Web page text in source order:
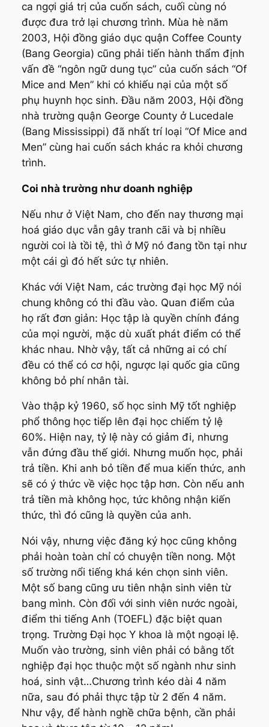
ca ngợi giá trị của cuốn sách, cuối cùng nó
được đưa trở lại chương trình. Mùa hè năm
2003, Hội đồng giáo dục quận Coffee County
(Bang Georgia) cũng phải tiến hành thẩm định
vấn đề “ngôn ngữ dung tục” của cuốn sách “Of
Mice and Men” khi có khiếu nại của một số
phụ huynh học sinh. Đầu năm 2003, Hội đồng
nhà trường quận George County ở Lucedale
(Bang Mississippi) đã nhất trí loại “Of Mice and
Men” cùng hai cuốn sách khác ra khỏi chương
trình.
Coi nhà trường như doanh nghiệp
Nếu như ở Việt Nam, cho đến nay thương mại
hoá giáo dục vẫn gây tranh cãi và bị nhiều
người coi là tồi tệ, thì ở Mỹ nó đang tồn tại như
một cái gì đó hết sức tự nhiên.
Khác với Việt Nam, các trường đại học Mỹ nói
chung không có thi đầu vào. Quan điểm của
họ rất đơn giản: Học tập là quyền chính đáng
của mọi người, mặc dù xuất phát điểm có thể
khác nhau. Nhờ vậy, tất cả những ai có chí
đều có thể có cơ hội, ngược lại quốc gia cũng
không bỏ phí nhân tài.
Vào thập kỷ 1960, số học sinh Mỹ tốt nghiệp
phổ thông học tiếp lên đại học chiếm tỷ lệ
60%. Hiện nay, tỷ lệ này có giảm đi, nhưng
vẫn đứng đầu thế giới. Nhưng muốn học, phải
trả tiền. Khi anh bỏ tiền để mua kiến thức, anh
sẽ có ý thức về việc học tập hơn. Còn nếu anh
trả tiền mà không học, tức không nhận kiến
thức, thì đó cũng là quyền của anh.
Nói vậy, nhưng việc đăng ký học cũng không
phải hoàn toàn chỉ có chuyện tiền nong. Một
số trường nổi tiếng khá kén chọn sinh viên.
Một số bang cũng ưu tiên nhận sinh viên từ
bang mình. Còn đối với sinh viên nước ngoài,
điểm thi tiếng Anh (TOEFL) đặc biệt quan
trọng. Trường Đại học Y khoa là một ngoại lệ.
Muốn vào trường, sinh viên phải có bằng tốt
nghiệp đại học thuộc một số ngành như sinh
hoá, sinh vật…Chương trình kéo dài 4 năm
nữa, sau đó phải thực tập từ 2 đến 4 năm.
Như vậy, để hành nghề chữa bệnh, cần phải